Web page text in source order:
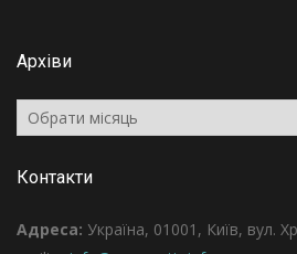
Архіви
Архіви
Контакти
Адреса: Україна, 01001, Київ, вул.